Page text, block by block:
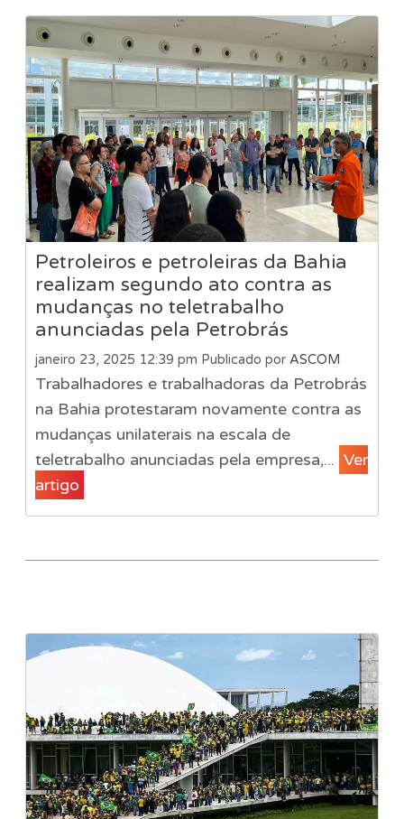
Petroleiros e petroleiras da Bahia
realizam segundo ato contra as
mudanças no teletrabalho
anunciadas pela Petrobrás
janeiro 23, 2025 12:39 pm Publicado por ASCOM
Trabalhadores e trabalhadoras da Petrobrás
na Bahia protestaram novamente contra as
mudanças unilaterais na escala de
teletrabalho anunciadas pela empresa,... Ver
artigo